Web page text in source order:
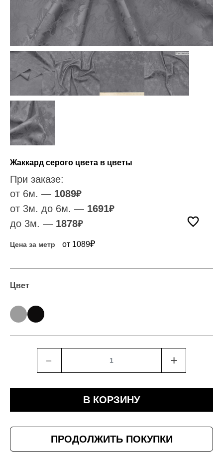
Жаккард серого цвета в цветы
При заказе:
от 6м. — 1089₽
от 3м. до 6м. — 1691₽
до 3м. — 1878₽
Цена за метр от 1089₽
Цвет
﹣ +
В КОРЗИНУ
ПРОДОЛЖИТЬ ПОКУПКИ